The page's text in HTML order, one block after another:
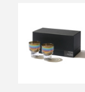
どうりで、口
ころに置か
亀裂や破損
治体の指示